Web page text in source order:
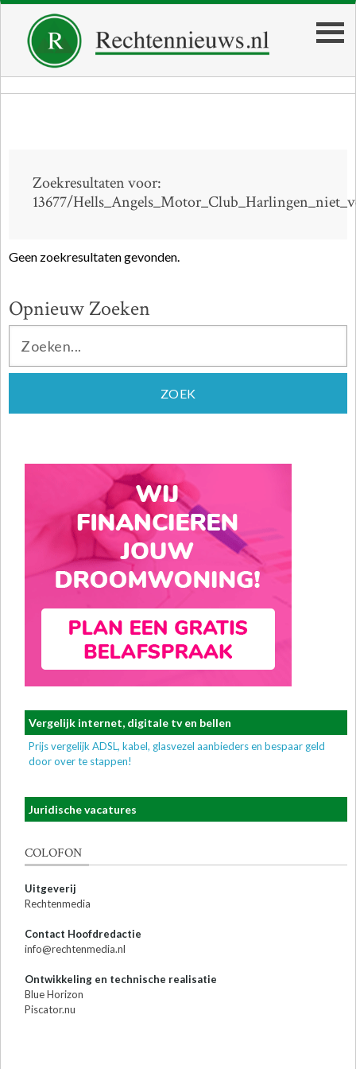
Zoekresultaten voor:
13677/
Geen zoekresultaten gevonden.
Opnieuw Zoeken
Vergelijk internet, digitale tv en bellen
Prijs vergelijk ADSL, kabel, glasvezel aanbieders en bespaar geld
door over te stappen!
Juridische vacatures
COLOFON
Uitgeverij
Rechtenmedia
Contact Hoofdredactie
info@rechtenmedia.nl
Ontwikkeling en technische realisatie
Blue Horizon
Piscator.nu